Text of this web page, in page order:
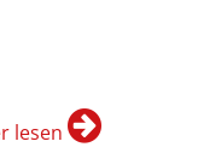
lesen